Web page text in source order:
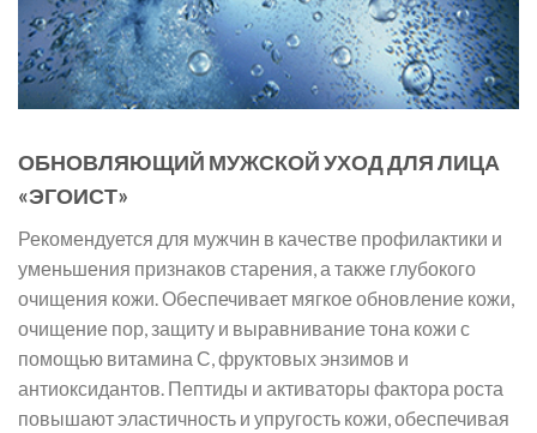
ОБНОВЛЯЮЩИЙ МУЖСКОЙ УХОД ДЛЯ ЛИЦА
«ЭГОИСТ»
Рекомендуется для мужчин в качестве профилактики и
уменьшения признаков старения, а также глубокого
очищения кожи. Обеспечивает мягкое обновление кожи,
очищение пор, защиту и выравнивание тона кожи с
помощью витамина С, фруктовых энзимов и
антиоксидантов. Пептиды и активаторы фактора роста
повышают эластичность и упругость кожи, обеспечивая